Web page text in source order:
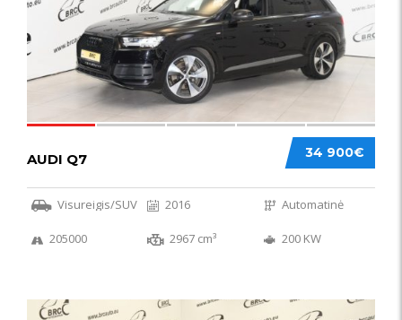
34 900€
AUDI Q7
Visureigis/SUV 2016 Automatinė
205000 2967 cm³ 200 KW
36